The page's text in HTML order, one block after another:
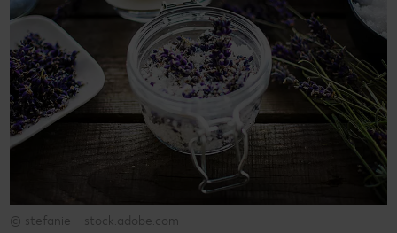
© stefanie – stock.adobe.com